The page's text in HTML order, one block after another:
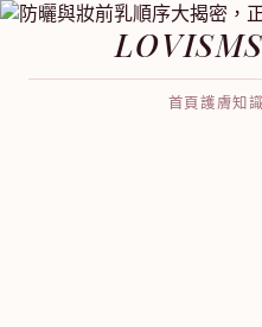
首頁護膚知識